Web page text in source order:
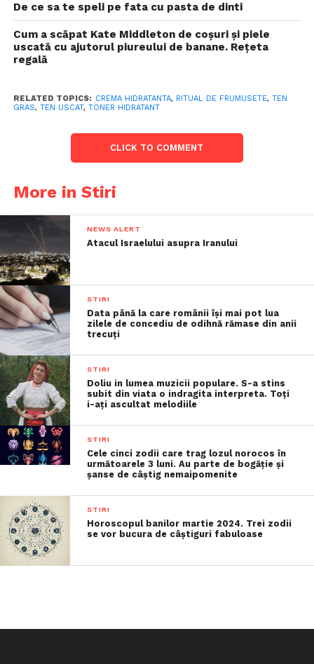
De ce sa te speli pe fata cu pasta de dinti
Cum a scăpat Kate Middleton de coșuri și piele
uscată cu ajutorul piureului de banane. Rețeta
regală
RELATED TOPICS: CREMA HIDRATANTA, RITUAL DE FRUMUSETE, TEN
GRAS, TEN USCAT, TONER HIDRATANT
CLICK TO COMMENT
More in Stiri
NEWS ALERT
Atacul Israelului asupra Iranului
STIRI
Data până la care românii îşi mai pot lua
zilele de concediu de odihnă rămase din anii
trecuţi
STIRI
Doliu in lumea muzicii populare. S-a stins
subit din viata o indragita interpreta. Toți
i-ați ascultat melodiile
STIRI
Cele cinci zodii care trag lozul norocos în
următoarele 3 luni. Au parte de bogăție și
șanse de câștig nemaipomenite
STIRI
Horoscopul banilor martie 2024. Trei zodii
se vor bucura de câștiguri fabuloase